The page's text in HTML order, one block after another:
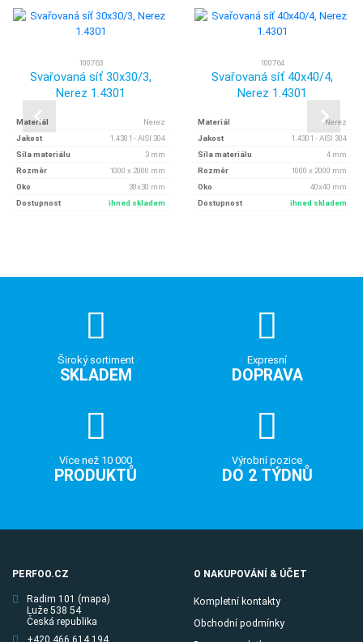
100763
Svařovaná síť 30x30/3,
Nerez 1.4301
Materiál
Nerez
Jakost
1.4301 - AISI 304
Síla materiálu
3 mm
Rozměr
1000 x 2000 mm
Oko
30x30 mm
Dostupnost
ihned skladem
100764
Svařovaná síť 40x40/4,
Nerez 1.4301
Materiál
Nerez
Jakost
1.4301 - AISI 304
Síla materiálu
4 mm
Rozměr
1000 x 2000 mm
Oko
40x40 mm
Dostupnost
ihned skladem
Široký sortiment
SKLADEM
Expresní
DOPRAVA
Více než 10 000
PRODUKTŮ
Výrobní pozice
DO 2 TÝDNŮ
PERFOO.CZ
Radim 101 (mapa)
Luže 538 54
Česká republika
+420 466 614 194
O NAKUPOVÁNÍ & ÚČET
Kompletní kontakty
Obchodní podmínky